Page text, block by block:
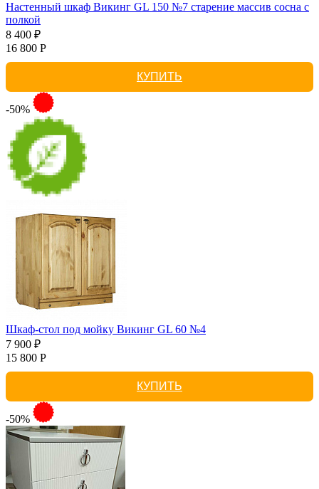
Настенный шкаф Викинг GL 150 №7 старение массив сосна с
полкой
8 400 ₽
16 800 Р
КУПИТЬ
-50%
Шкаф-стол под мойку Викинг GL 60 №4
7 900 ₽
15 800 Р
КУПИТЬ
-50%